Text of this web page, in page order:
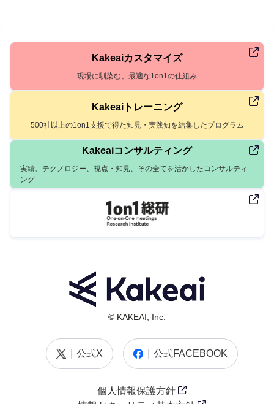
Kakeaiカスタマイズ
現場に馴染む、最適な1on1の仕組み
Kakeaiトレーニング
500社以上の1on1支援で得た知見・実践知を結集したプログラム
Kakeaiコンサルティング
実績、テクノロジー、視点・知見、その全てを活かしたコンサルティ
ング
© KAKEAI, Inc.
公式X 公式FACEBOOK
個人情報保護方針